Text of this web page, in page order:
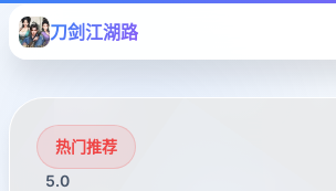
刀剑江湖路
热门推荐
5.0